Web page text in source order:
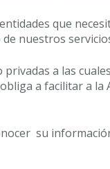
que
nuestros
a las
a facilitar a
su